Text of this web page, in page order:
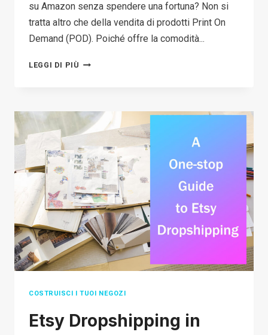
su Amazon senza spendere una fortuna? Non si
tratta altro che della vendita di prodotti Print On
Demand (POD). Poiché offre la comodità...
LEGGI DI PIÙ HOW
YOUR
AMAZON
PRINT
ON
DEMAND
BUSINESS
IN
2026?
COSTRUISCI I TUOI NEGOZI
Etsy Dropshipping in